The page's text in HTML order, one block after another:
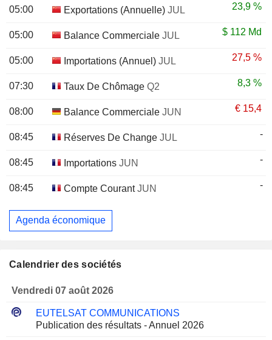
05:00 Exportations (Annuelle) JUL 23,9 %
05:00 Balance Commerciale JUL $ 112 Md
05:00 Importations (Annuel) JUL 27,5 %
07:30 Taux De Chômage Q2 8,3 %
08:00 Balance Commerciale JUN € 15,4
08:45 Réserves De Change JUL -
08:45 Importations JUN -
08:45 Compte CourantJUN -
Agenda économique
Calendrier des sociétés
Vendredi 07 août 2026
EUTELSAT COMMUNICATIONS
Publication des résultats - Annuel 2026